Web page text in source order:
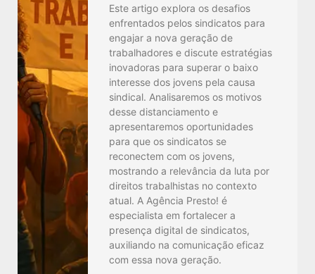
Este artigo explora os desafios
enfrentados pelos sindicatos para
engajar a nova geração de
trabalhadores e discute estratégias
inovadoras para superar o baixo
interesse dos jovens pela causa
sindical. Analisaremos os motivos
desse distanciamento e
apresentaremos oportunidades
para que os sindicatos se
reconectem com os jovens,
mostrando a relevância da luta por
direitos trabalhistas no contexto
atual. A Agência Presto! é
especialista em fortalecer a
presença digital de sindicatos,
auxiliando na comunicação eficaz
com essa nova geração.